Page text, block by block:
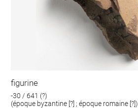
figurine
-30 / 641 (?)
(époque byzantine [?] ; époque romaine [?])